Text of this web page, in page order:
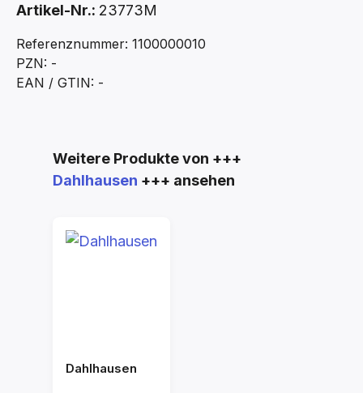
Artikel-Nr.: 23773M
Referenznummer: 1100000010
PZN: -
EAN / GTIN: -
Produktgalerie überspringen
Weitere Produkte von +++
Dahlhausen +++ ansehen
Dahlhausen